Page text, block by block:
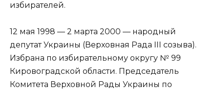
избирателей.
12 мая 1998 — 2 марта 2000 — народный
депутат Украины (Верховная Рада III созыва).
Избрана по избирательному округу № 99
Кировоградской области. Председатель
Комитета Верховной Рады Украины по